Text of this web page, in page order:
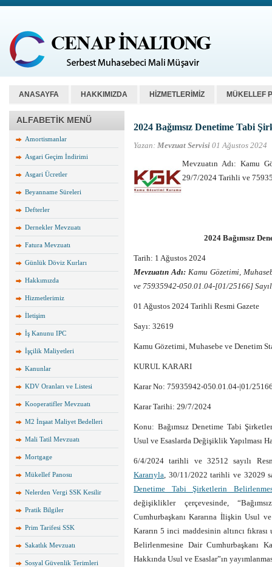
ANASAYFA HAKKIMIZDA HİZMETLERİMİZ MÜKELLEF
ALFABETİK MENÜ
Amortismanlar
Asgari Geçim İndirimi
Asgari Ücretler
Beyanname Süreleri
Defterler
Dernekler Mevzuatı
Fatura Mevzuatı
Günlük Döviz Kurları
Hakkımızda
Hizmetlerimiz
İletişim
İş Kanunu IPC
İşçilik Maliyetleri
Kanunlar
KDV Oranları ve Listesi
Kooperatifler Mevzuatı
M2 İnşaat Maliyet Bedelleri
Mali Tatil Mevzuatı
Mortgage
Mükellef Panosu
Nelerden Vergi SSK Kesilir
Pratik Bilgiler
Prim Tarifesi SSK
Sakatlık Mevzuatı
Sosyal Güvenlik Terimleri
2024 Bağımsız Denetime Tabi
Yazan: Mevzuat Servisi 01 Ağustos 2024
Mevzuatın Adı: Kamu
29/7/2024 Tarihli ve
2024 Bağımsız
Tarih: 1 Ağustos 2024
Mevzuatın Adı: Kamu Gözetimi,
ve 75935942-050.01.04-[01/25166]
01 Ağustos 2024 Tarihli Resmi Gazete
Sayı: 32619
Kamu Gözetimi, Muhasebe ve Denetim
KURUL KARARI
Karar No: 75935942-050.01.04-|01/
Karar Tarihi: 29/7/2024
Konu: Bağımsız Denetime Tabi
Usul ve Esaslarda Değişiklik Yapılması
6/4/2024 tarihli ve 32512 sayılı
Kararıyla, 30/11/2022 tarihli ve 32029
Denetime Tabi Şirketlerin
değişiklikler çerçevesinde,
Cumhurbaşkanı Kararına İlişkin Usul
Kararın 5 inci maddesinin altıncı
Belirlenmesine Dair Cumhurbaşkanı
Hakkında Usul ve Esaslar”ın